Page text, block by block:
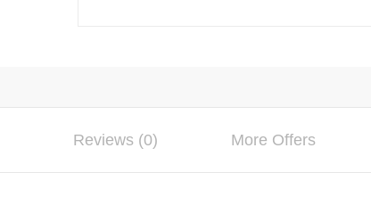
DM,
Reviews (0) More Offers